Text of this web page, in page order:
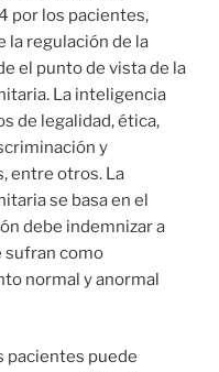
por los pacientes,
la regulación de la
el punto de vista de la
La inteligencia
de legalidad, ética,
y
entre otros. La
se basa en el
debe indemnizar a
sufran como
normal y anormal
pacientes puede